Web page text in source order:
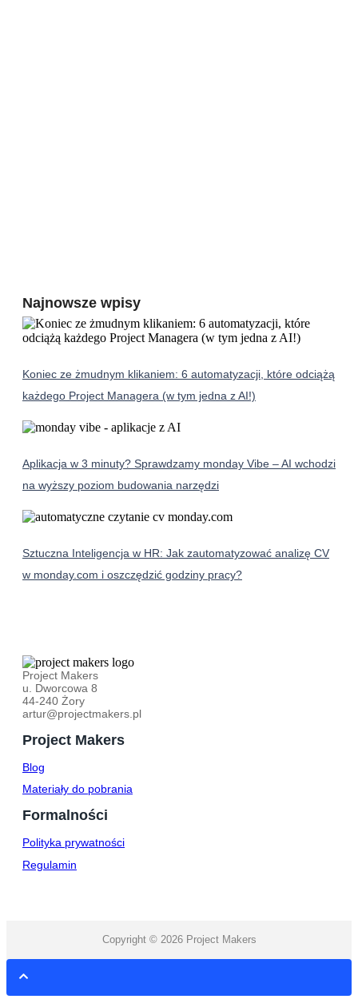
Najnowsze wpisy
Koniec ze żmudnym klikaniem: 6 automatyzacji, które odciążą
każdego Project Managera (w tym jedna z AI!)
Aplikacja w 3 minuty? Sprawdzamy monday Vibe – AI wchodzi
na wyższy poziom budowania narzędzi
Sztuczna Inteligencja w HR: Jak zautomatyzować analizę CV
w monday.com i oszczędzić godziny pracy?
Project Makers
u. Dworcowa 8
44-240 Żory
artur@projectmakers.pl
Project Makers
Blog
Materiały do pobrania
Formalności
Polityka prywatności
Regulamin
Copyright © 2026 Project Makers